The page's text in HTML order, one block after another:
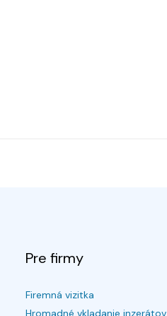
Pre firmy
Firemná vizitka
Hromadné vkladanie inzerátov